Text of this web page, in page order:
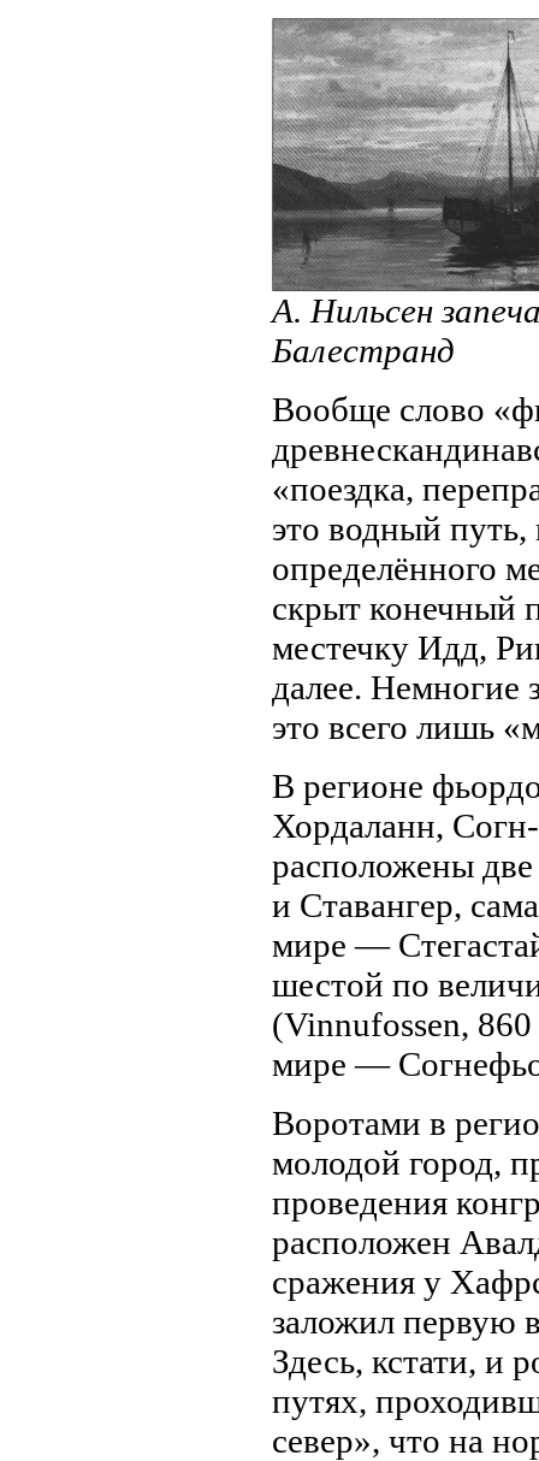
А. Нильсен
Балестранд
Вообще слово
«поездка,
это водный
определённого
скрыт конечный
местечку Идд,
далее.
это всего лишь
В регионе
Хордаланн,
расположены
и Ставангер,
мире —
шестой по
(Vinnufossen,
мире —
Воротами в
молодой город,
проведения
расположен
сражения у
заложил первую
Здесь, кстати, и
путях,
север», что на